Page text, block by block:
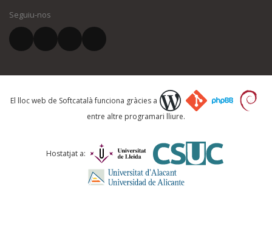
El vostre correu electrònic *
Què proposeu?
Comentari *
Seguiu-nos
El lloc web de Softcatalà funciona gràcies a
entre altre programari lliure.
Hostatjat a: